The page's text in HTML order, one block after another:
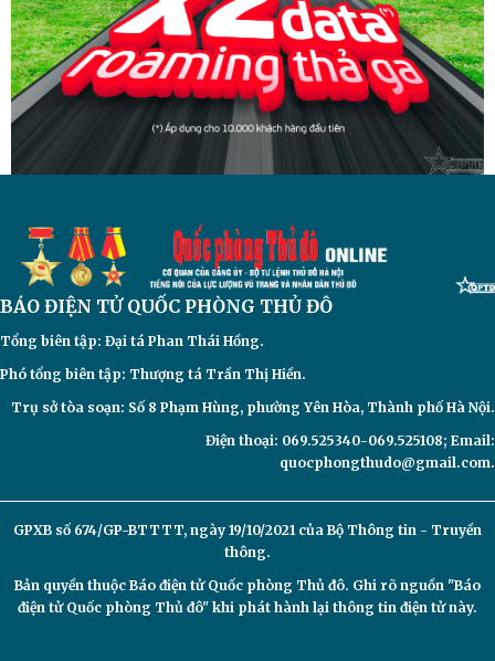
BÁO ĐIỆN TỬQUỐC PHÒNG THỦ ĐÔ
Tổng biên tập: Đại tá Phan Thái Hồng.
Phó tổng biên tập: Thượng tá Trần Thị Hiền.
Trụ sở tòa soạn: Số 8 Phạm Hùng, phường Yên Hòa, Thành phố Hà Nội.
Điện thoại: 069.525340-069.525108; Email:
quocphongthudo@gmail.com.
GPXB số 674/GP-BTTTT, ngày 19/10/2021 của Bộ Thông tin - Truyền
thông.
Bản quyền thuộc Báo điện tửQuốc phòng Thủ đô. Ghi rõ nguồn "Báo
điện tử Quốc phòng Thủ đô" khi phát hành lại thông tin điện tử này.